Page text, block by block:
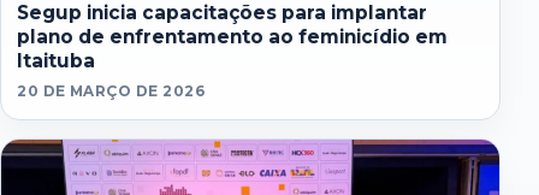
Segup inicia capacitações para implantar
plano de enfrentamento ao feminicídio em
Itaituba
20 DE MARÇO DE 2026